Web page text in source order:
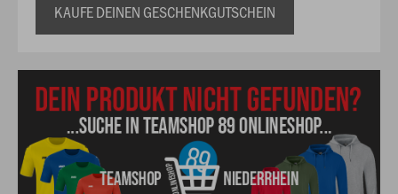
KAUFE DEINEN GESCHENKGUTSCHEIN